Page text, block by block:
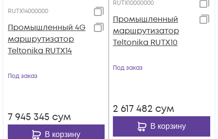
RUTX14000000
Промышленный 4G
маршрутизатор
Teltonika RUTX14
Под заказ
7 945 345 сум
В корзину
RUTX10000000
Промышленный
маршрутизатор
Teltonika RUTX10
Под заказ
2 617 482 сум
В корзину